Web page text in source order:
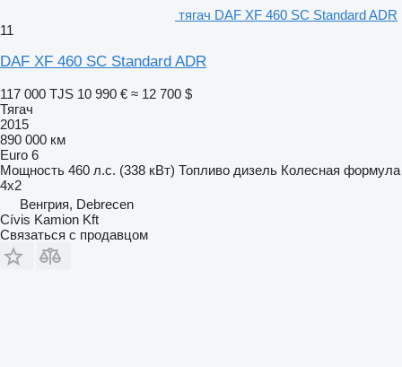
тягач DAF XF 460 SC Standard ADR
11
DAF XF 460 SC Standard ADR
117 000 TJS 10 990 € ≈ 12 700 $
Тягач
2015
890 000 км
Euro 6
Мощность 460 л.с. (338 кВт) Топливо дизель Колесная формула
4x2
Венгрия, Debrecen
Cívis Kamion Kft
Связаться с продавцом